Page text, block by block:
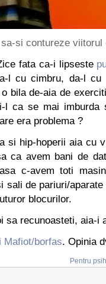
si contureze viitorul
fata ca-i lipseste
l cu cimbru, da-l cu
bila de-aia de
l ca se mai imburda
era problema ?
si hip-hoperii aia cu
ca avem bani de
c-avem toti
sali de pariuri/
blocurilor.
sa recunoasteti, aia-i
Mafiot/borfas. Opinia
Pentru